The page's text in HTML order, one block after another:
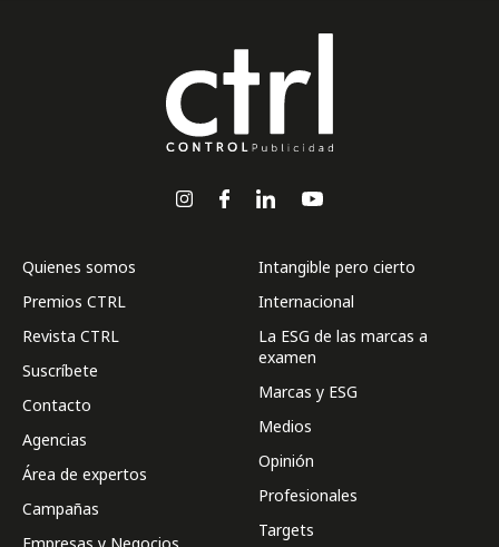
Quienes somos
Premios CTRL
Revista CTRL
Suscríbete
Contacto
Agencias
Área de expertos
Campañas
Intangible pero cierto
Internacional
La ESG de las marcas a
examen
Marcas y ESG
Medios
Opinión
Profesionales
Targets